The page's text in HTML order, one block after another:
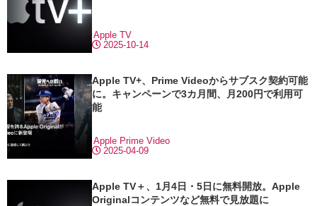
2025-10-14
Apple TV
Apple TV+、Prime Videoからサブスク契約可能
に。キャンペーンで3カ月間、月200円で利用可
能
2025-04-09
Apple Prime Video
Apple TV＋、1月4日・5日に無料開放。Apple
Originalコンテンツなど無料で見放題に